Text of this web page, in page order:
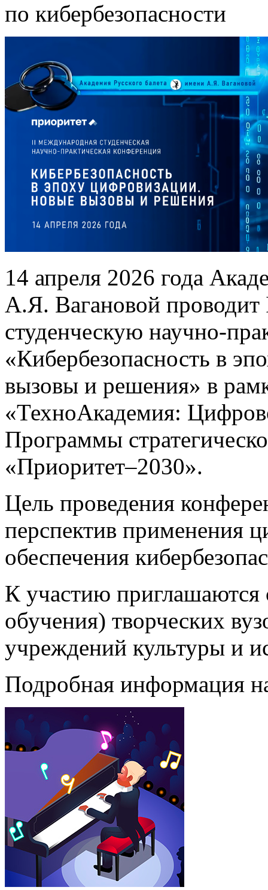
по кибербезопасности
14 апреля 2026 года
А.Я. Вагановой
студенческую научно-
«Кибербезопасность в
вызовы и решения» в
«ТехноАкадемия:
Программы
«Приоритет–2030».
Цель проведения
перспектив применения
обеспечения
К участию приглашаются
обучения) творческих
учреждений культуры и
Подробная информация